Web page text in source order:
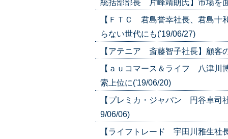
統括部部長 片峰靖朗氏】市場を
【ＦＴＣ 君島誉幸社長、君島十
らない世代にも('19/06/27)
【アテニア 斎藤智子社長】顧客
【ａｕコマース＆ライフ 八津川
索上位に('19/06/20)
【プレミカ・ジャパン 円谷卓司
9/06/06)
【ライフトレード 宇田川雅生社